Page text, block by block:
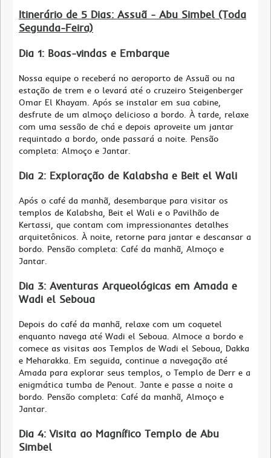
Itinerário de 5 Dias: Assuã - Abu Simbel (Toda
Segunda-Feira)
Dia 1: Boas-vindas e Embarque
Nossa equipe o receberá no aeroporto de Assuã ou na
estação de trem e o levará até o cruzeiro Steigenberger
Omar El Khayam. Após se instalar em sua cabine,
desfrute de um almoço delicioso a bordo. À tarde, relaxe
com uma sessão de chá e depois aproveite um jantar
requintado a bordo, onde passará a noite. Pensão
completa: Almoço e Jantar.
Dia 2: Exploração de Kalabsha e Beit el Wali
Após o café da manhã, desembarque para visitar os
templos de Kalabsha, Beit el Wali e o Pavilhão de
Kertassi, que contam com impressionantes detalhes
arquitetônicos. À noite, retorne para jantar e descansar a
bordo. Pensão completa: Café da manhã, Almoço e
Jantar.
Dia 3: Aventuras Arqueológicas em Amada e
Wadi el Seboua
Depois do café da manhã, relaxe com um coquetel
enquanto navega até Wadi el Seboua. Almoce a bordo e
comece as visitas aos Templos de Wadi el Seboua, Dakka
e Meharakka. Em seguida, continue a navegação até
Amada para explorar seus templos, o Templo de Derr e a
enigmática tumba de Penout. Jante e passe a noite a
bordo. Pensão completa: Café da manhã, Almoço e
Jantar.
Dia 4: Visita ao Magnífico Templo de Abu
Simbel